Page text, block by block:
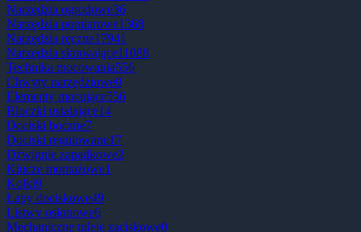
Narzędzia ogrodowe36
Narzędzia pomiarowe1368
Narzędzia ręczne17941
Narzędzia skrawające11088
Technika mocowania556
Chwyty narzędziowe0
Elementy mocujące556
Bloczki ustalające14
Dociski boczne7
Dociski regulowane17
Dźwignie zapadkowe2
Klucze montażowe1
Kołki9
Łapy dociskowe49
Listwy osłonowe6
Mechaniczne tuleje zaciskowe0